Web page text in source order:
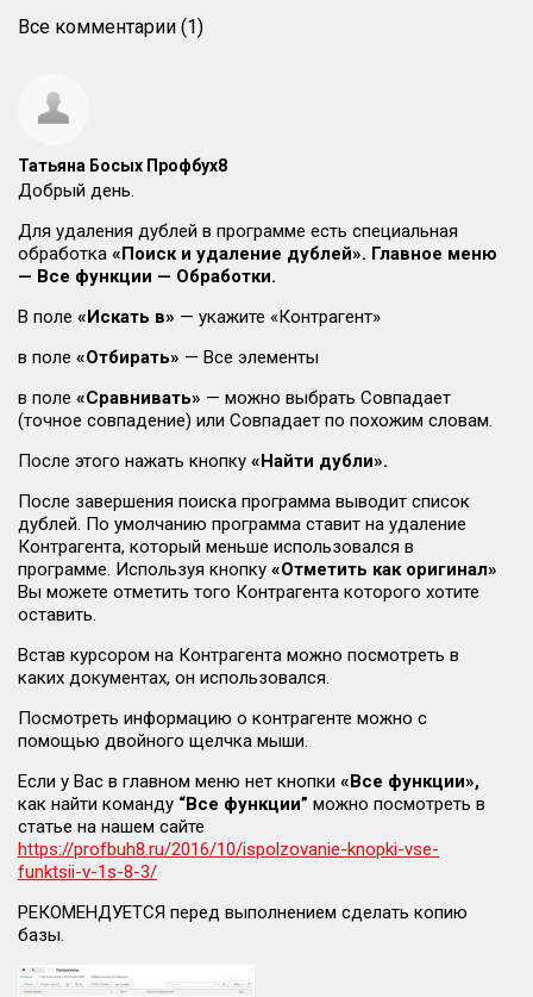
Все комментарии (1)
Татьяна Босых Профбух8
Добрый день.
Для удаления дублей в программе есть специальная
обработка «Поиск и удаление дублей». Главное меню
— Все функции — Обработки.
В поле «Искать в» — укажите «Контрагент»
в поле «Отбирать» — Все элементы
в поле «Сравнивать» — можно выбрать Совпадает
(точное совпадение) или Совпадает по похожим словам.
После этого нажать кнопку «Найти дубли».
После завершения поиска программа выводит список
дублей. По умолчанию программа ставит на удаление
Контрагента, который меньше использовался в
программе. Используя кнопку «Отметить как оригинал»
Вы можете отметить того Контрагента которого хотите
оставить.
Встав курсором на Контрагента можно посмотреть в
каких документах, он использовался.
Посмотреть информацию о контрагенте можно с
помощью двойного щелчка мыши.
Если у Вас в главном меню нет кнопки «Все функции»,
как найти команду “Все функции” можно посмотреть в
статье на нашем сайте
https://profbuh8.ru/2016/10/ispolzovanie-knopki-vse-
funktsii-v-1s-8-3/
РЕКОМЕНДУЕТСЯ перед выполнением сделать копию
базы.